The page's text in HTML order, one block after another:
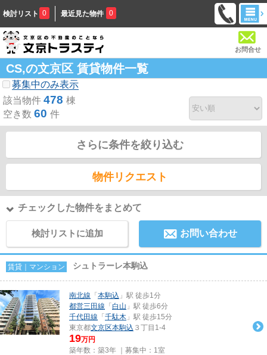
検討リスト 0 最近見た物件 0
お問合せ
CS,の文京区 賃貸物件一覧
募集中のみ表示
該当物件 478 棟
空き数 60 件
さらに条件を絞り込む
物件リクエスト
チェックした物件をまとめて
検討リストに追加 お問い合わせ
賃貸｜マンション シュトラーレ本駒込
南北線 「 本駒込 」駅 徒歩1分
都営三田線 「 白山 」駅 徒歩6分
千代田線 「 千駄木 」駅 徒歩15分
東京都文京区本駒込 ３丁目1-4
19万円
築年数：築3年 ｜募集中： 1室